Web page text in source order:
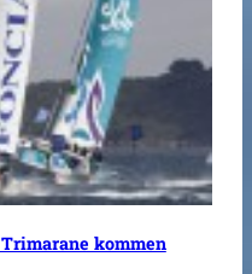
kommen